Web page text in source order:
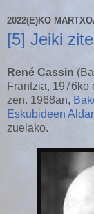
2022(E)KO
[5] Jeiki
René Cassin
Frantzia,
zen. 1968an,
Eskubideen
zuelako.